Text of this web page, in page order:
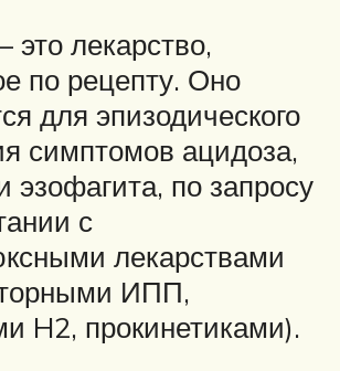
лекарство,
по рецепту. Оно
для эпизодического
симптомов ацидоза,
эзофагита, по запросу
с
лекарствами
ИПП,
H2, прокинетиками).